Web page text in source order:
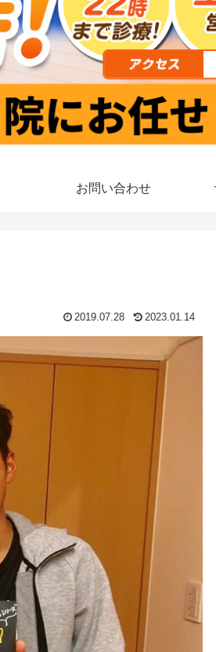
お問い合わせ
2019.07.28 2023.01.14